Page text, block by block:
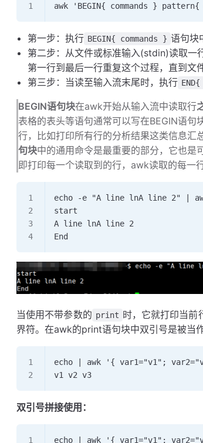
awk 'BEGIN{ commands } pattern{
第一步：执行 BEGIN{ commands } 语句块
第二步：从文件或标准输入(stdin)读取一
第一行到最后一行重复这个过程，直到文
第三步：当读至输入流末尾时，执行
BEGIN语句块在awk开始从输入流中读取行
表格的表头等语句通常可以写在BEGIN语句
行，比如打印所有行的分析结果这类信息汇
句块中的通用命令是最重要的部分，它也
即打印每一个读取到的行，awk读取的每一
echo -e "A line lnA line 2" |
start
A line lnA line 2
End
当使用不带参数的 print 时，它就打印当前
界符。在awk的print语句块中双引号是被当
echo | awk '{ var1="v1";
v1 v2 v3
双引号拼接使用：
echo | awk '{ var1="v1";